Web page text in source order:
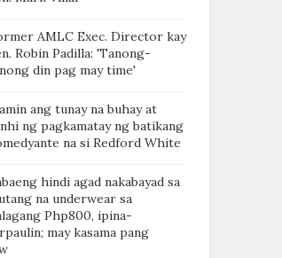
AMLC Exec. Director kay
Robin Padilla: 'Tanong-
din pag may time'
ang tunay na buhay at
ng pagkamatay ng batikang
na si Redford White
hindi agad nakabayad sa
na underwear sa
Php800, ipina-
may kasama pang